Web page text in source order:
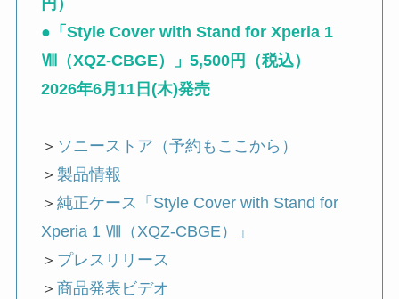
円）
●「Style Cover with Stand for Xperia 1
Ⅷ（XQZ-CBGE）」5,500円（税込）
2026年6月11日(木)発売
＞ ソニーストア（予約もここから）
＞ 製品情報
＞ 純正ケース「Style Cover with Stand for
Xperia 1 Ⅷ（XQZ-CBGE）」
＞ プレスリリース
＞ 商品発表ビデオ